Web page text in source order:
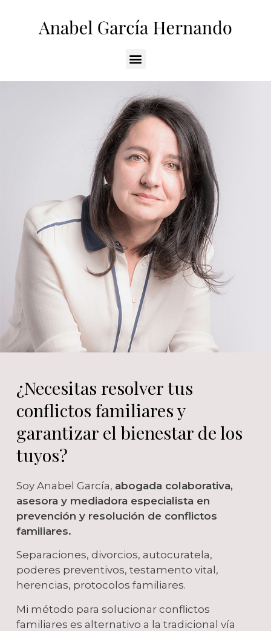
¿Necesitas resolver tus
conflictos familiares y
garantizar el bienestar de los
tuyos?
Soy Anabel García, abogada colaborativa,
asesora y mediadora especialista en
prevención y resolución de conflictos
familiares.
Separaciones, divorcios, autocuratela,
poderes preventivos, testamento vital,
herencias, protocolos familiares.
Mi método para solucionar conflictos
familiares es alternativo a la tradicional vía